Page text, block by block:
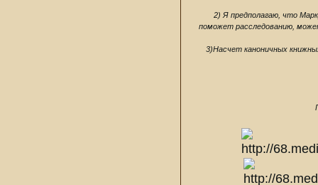
2) Я предполагаю, что
поможет расследованию,
3)Насчет каноничных